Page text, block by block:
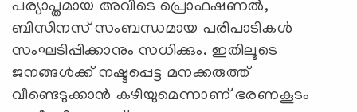
പര്യാപ്തമായ അവിടെ പ്രൊഫഷണൽ,
ബിസിനസ് സംബന്ധമായ പരിപാടികൾ
സംഘടിപ്പിക്കാനും സധിക്കും. ഇതിലൂടെ
ജനങ്ങൾക്ക് നഷ്ടപ്പെട്ട മനക്കരുത്ത്
വീണ്ടെടുക്കാൻ കഴിയുമെന്നാണ് ഭരണകൂടം